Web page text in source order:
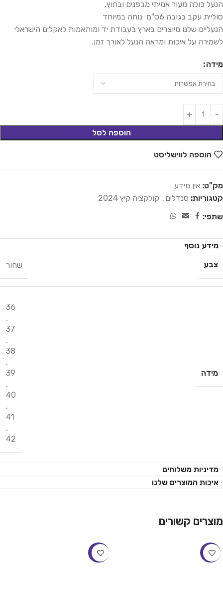
הנעל כולה מעור אמיתי מבפנים ובחוץ.
סוליית עקב בגובה 6ס"מ נוחה במיוחד
הנעליים שלנו מיוצרים בארץ בעבודת יד ומותאמות לאקלים הישראלי
לשמירה על איכות ומראה הנעל לאורך זמן.
מידה
הוספה לסל
הוספה לווישליסט
מק"ט: אין מידע
קטגוריות: סנדלים , קולקציה קיץ 2024
שתפי:
מידע נוסף
צבע
שחור
מידה
36
,
37
,
38
,
39
,
40
,
41
,
42
מדיניות משלוחים
איכות המוצרים שלנו
מוצרים קשורים
-22%
-20%